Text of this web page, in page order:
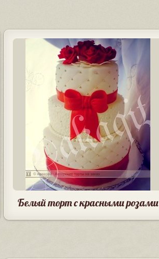
Белый торт с красными розами